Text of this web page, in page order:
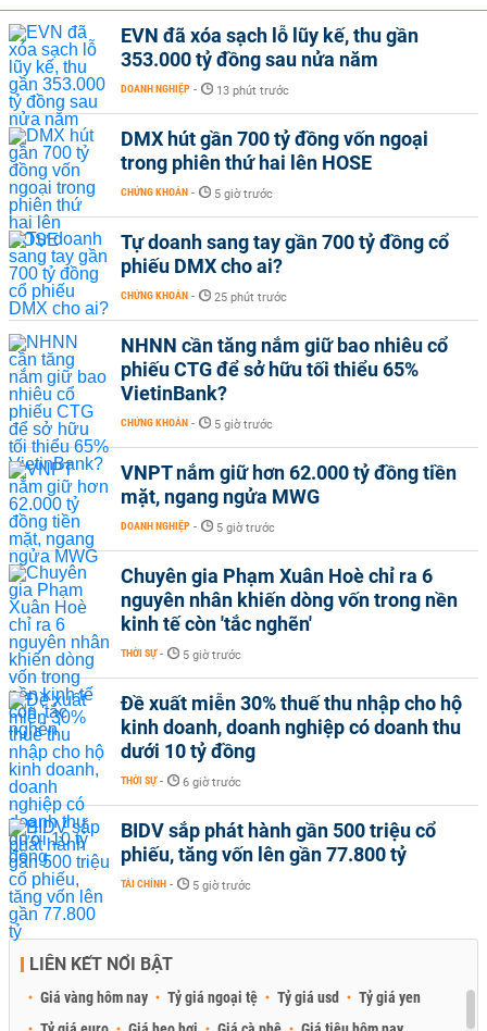
EVN đã xóa sạch lỗ lũy kế, thu gần
353.000 tỷ đồng sau nửa năm
DOANH NGHIỆP - 13 phút trước
DMX hút gần 700 tỷ đồng vốn ngoại
trong phiên thứ hai lên HOSE
CHỨNG KHOÁN - 5 giờ trước
Tự doanh sang tay gần 700 tỷ đồng cổ
phiếu DMX cho ai?
CHỨNG KHOÁN - 25 phút trước
NHNN cần tăng nắm giữ bao nhiêu cổ
phiếu CTG để sở hữu tối thiểu 65%
VietinBank?
CHỨNG KHOÁN - 5 giờ trước
VNPT nắm giữ hơn 62.000 tỷ đồng tiền
mặt, ngang ngửa MWG
DOANH NGHIỆP - 5 giờ trước
Chuyên gia Phạm Xuân Hoè chỉ ra 6
nguyên nhân khiến dòng vốn trong nền
kinh tế còn 'tắc nghẽn'
THỜI SỰ - 5 giờ trước
Đề xuất miễn 30% thuế thu nhập cho hộ
kinh doanh, doanh nghiệp có doanh thu
dưới 10 tỷ đồng
THỜI SỰ - 6 giờ trước
BIDV sắp phát hành gần 500 triệu cổ
phiếu, tăng vốn lên gần 77.800 tỷ
TÀI CHÍNH - 5 giờ trước
LIÊN KẾT NỔI BẬT
Giá vàng hôm nay Tỷ giá ngoại tệ Tỷ giá usd
Tỷ giá yen